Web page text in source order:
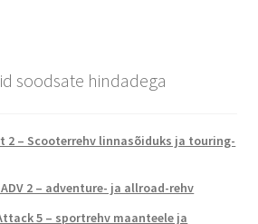
soodsate hindadega
2 – Scooterrehv linnasõiduks ja touring-
2 – adventure- ja allroad-rehv
5 – sportrehv maanteele ja